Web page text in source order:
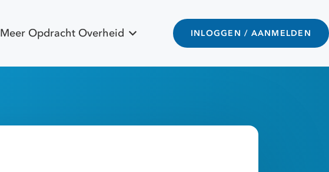
Meer Opdracht Overheid INLOGGEN / AANMELDEN